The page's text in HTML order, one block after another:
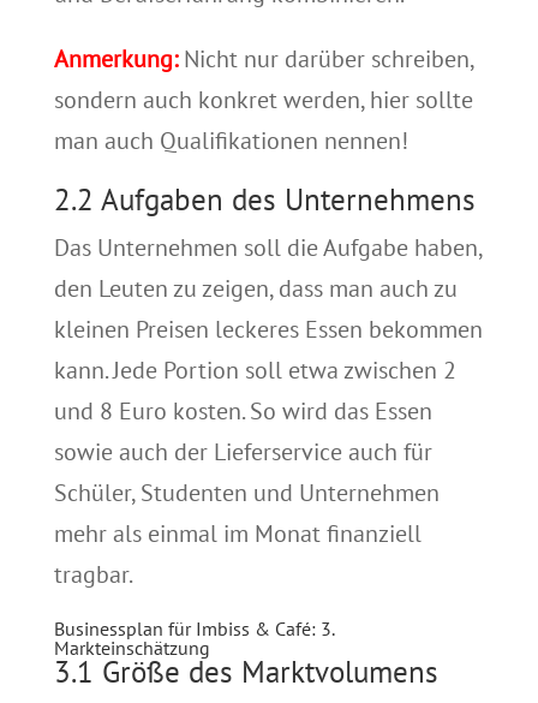
Anmerkung:Nicht nur darüber schreiben,
sondern auch konkret werden, hier sollte
man auch Qualifikationen nennen!
2.2 Aufgaben des Unternehmens
Das Unternehmen soll die Aufgabe haben,
den Leuten zu zeigen, dass man auch zu
kleinen Preisen leckeres Essen bekommen
kann. Jede Portion soll etwa zwischen 2
und 8 Euro kosten. So wird das Essen
sowie auch der Lieferservice auch für
Schüler, Studenten und Unternehmen
mehr als einmal im Monat finanziell
tragbar.
Businessplan für Imbiss & Café: 3.
Markteinschätzung
3.1 Größe des Marktvolumens